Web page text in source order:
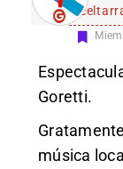
Goretti.
música